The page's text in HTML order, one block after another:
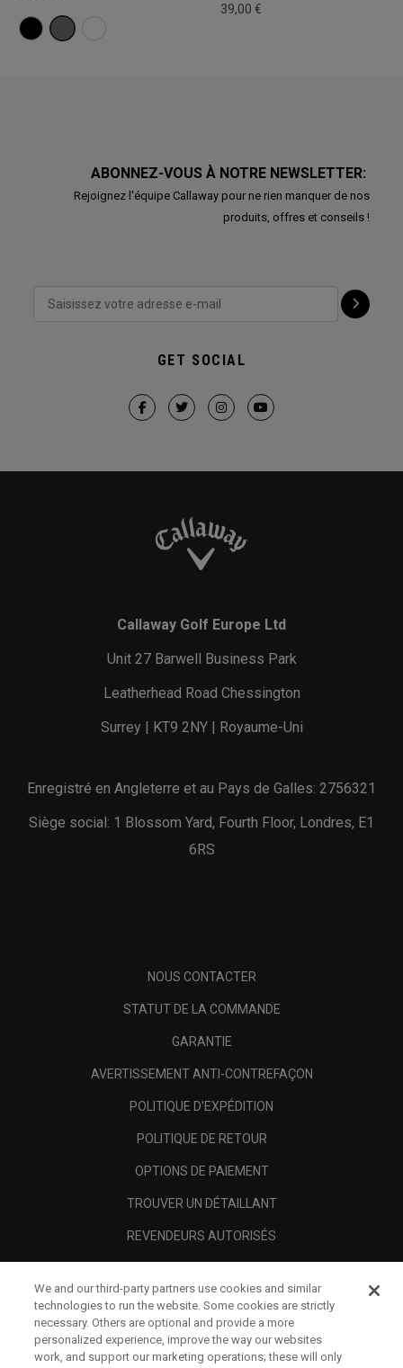
39,00 €
ABONNEZ-VOUS À NOTRE NEWSLETTER:
Rejoignez l'équipe Callaway pour ne rien manquer de nos
produits, offres et conseils !
GET SOCIAL
Callaway Golf Europe Ltd
Unit 27 Barwell Business Park
Leatherhead Road Chessington
Surrey | KT9 2NY | Royaume-Uni
Enregistré en Angleterre et au Pays de Galles: 2756321
Siège social: 1 Blossom Yard, Fourth Floor, Londres, E1
6RS
NOUS CONTACTER
STATUT DE LA COMMANDE
GARANTIE
AVERTISSEMENT ANTI-CONTREFAÇON
POLITIQUE D'EXPÉDITION
POLITIQUE DE RETOUR
OPTIONS DE PAIEMENT
TROUVER UN DÉTAILLANT
REVENDEURS AUTORISÉS
A PROPOS
MENTIONS LÉGALES
We and our third-party partners use cookies and similar
technologies to run the website. Some cookies are strictly
necessary. Others are optional and provide a more
personalized experience, improve the way our websites
work, and support our marketing operations; these will only